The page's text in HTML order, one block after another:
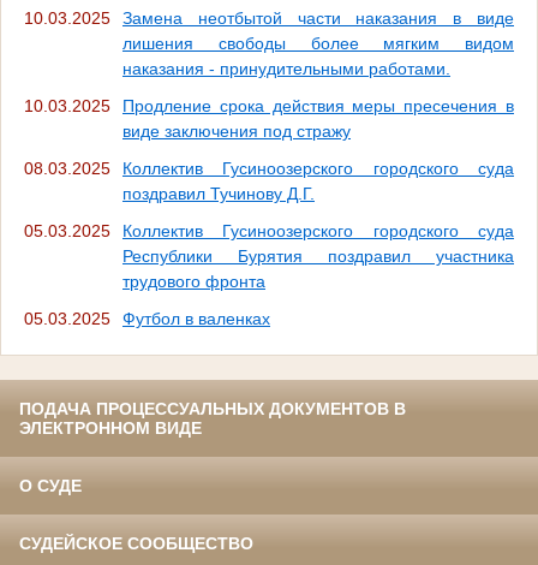
10.03.2025
Замена неотбытой части наказания в виде
лишения свободы более мягким видом
наказания - принудительными работами.
10.03.2025
Продление срока действия меры пресечения в
виде заключения под стражу
08.03.2025
Коллектив Гусиноозерского городского суда
поздравил Тучинову Д.Г.
05.03.2025
Коллектив Гусиноозерского городского суда
Республики Бурятия поздравил участника
трудового фронта
05.03.2025
Футбол в валенках
ПОДАЧА ПРОЦЕССУАЛЬНЫХ ДОКУМЕНТОВ В
ЭЛЕКТРОННОМ ВИДЕ
О СУДЕ
СУДЕЙСКОЕ СООБЩЕСТВО